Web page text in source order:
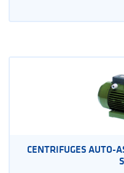
CENTRIFUGES AUTO-